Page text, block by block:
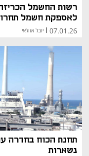
רשות החשמל
לאספקת חשמל
07.01.26 יובל אזולאי
תחנת הכוח בחדרה
נשארות